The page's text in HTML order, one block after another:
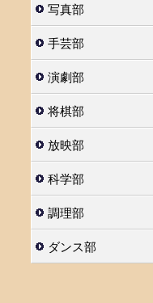
写真部
手芸部
演劇部
将棋部
放映部
科学部
調理部
ダンス部